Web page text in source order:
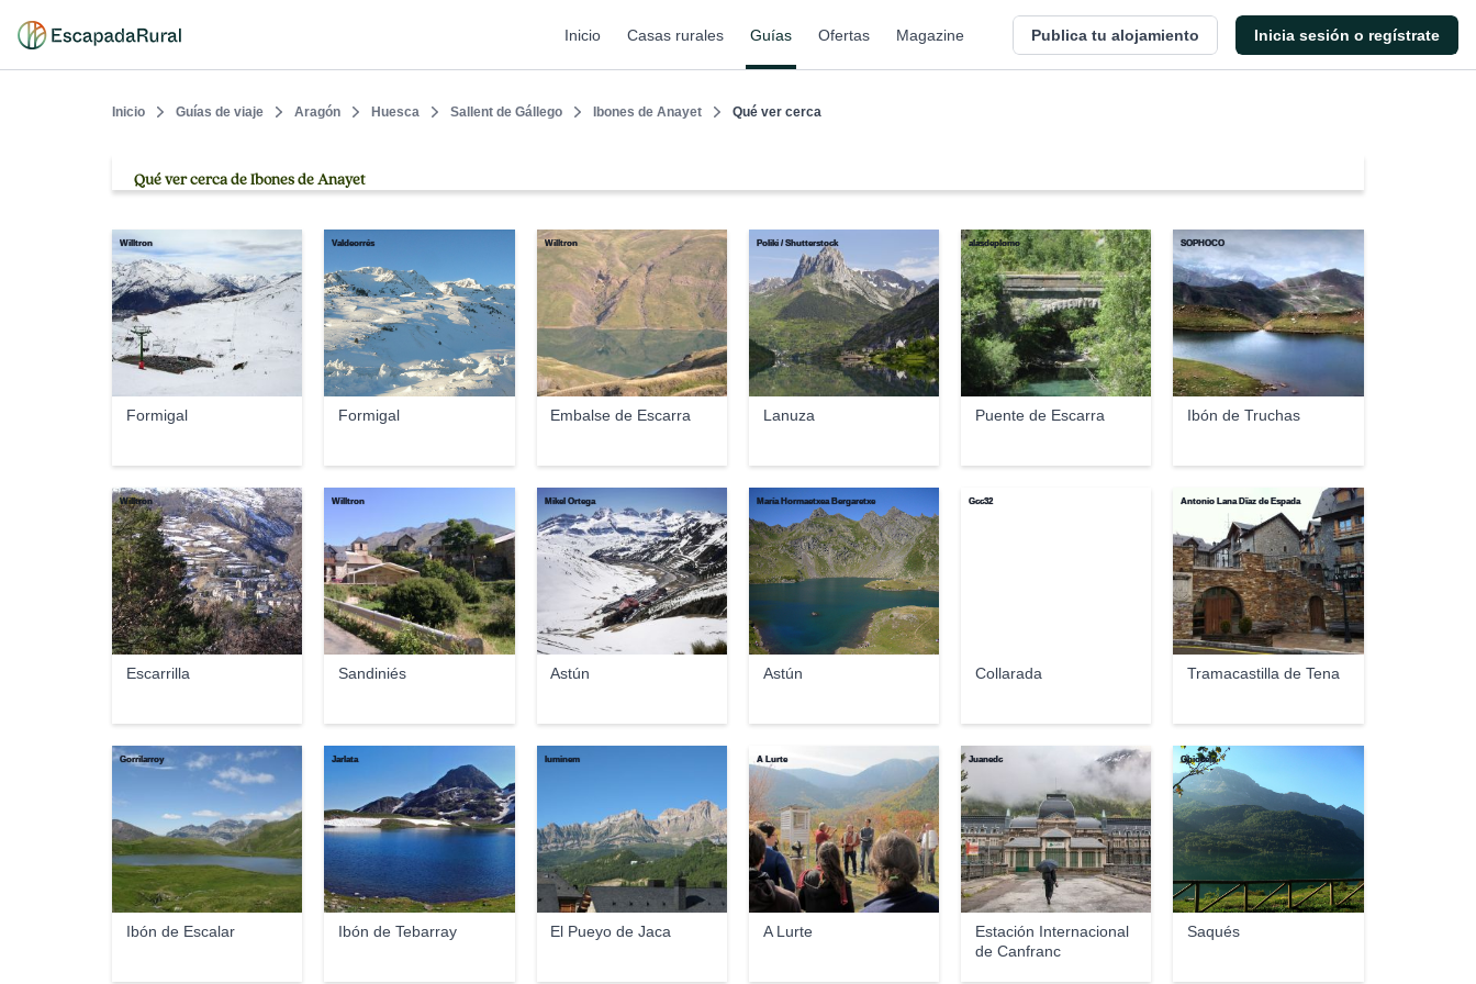
Inicio Casas rurales Guías Ofertas Magazine Publica tu alojamiento Inicia sesión o regístrate
Inicio Guías de viaje Aragón Huesca Sallent de Gállego Ibones de Anayet Qué ver cerca
Qué ver cerca de Ibones de Anayet
Formigal
Willtron
Formigal
Valdeorrés
Embalse de Escarra
Willtron
Lanuza
Poliki / Shutterstock
Puente de Escarra
alasdeplomo
Ibón de Truchas
SOPHOCO
Escarrilla
Willtron
Sandiniés
Willtron
Astún
Mikel Ortega
Astún
María Hormaetxea Bergaretxe
Collarada
Gcc32
Tramacastilla de Tena
Antonio Lana Dïaz de Espada
Ibón de Escalar
Gorrilarroy
Ibón de Tebarray
Jarlata
El Pueyo de Jaca
luminem
A Lurte
A Lurte
Estación Internacional
de Canfranc
Juanedc
Saqués
Ghiocela